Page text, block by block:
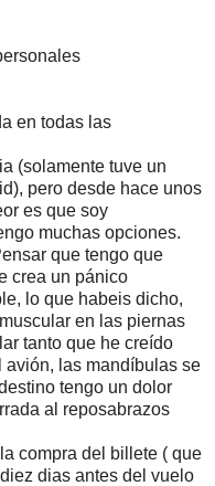
en todas las
(solamente tuve un
pero desde hace unos
es que soy
muchas opciones.
que tengo que
crea un pánico
lo que habeis dicho,
en las piernas
tanto que he creído
avión, las mandíbulas se
tengo un dolor
al reposabrazos
compra del billete ( que
dias antes del vuelo